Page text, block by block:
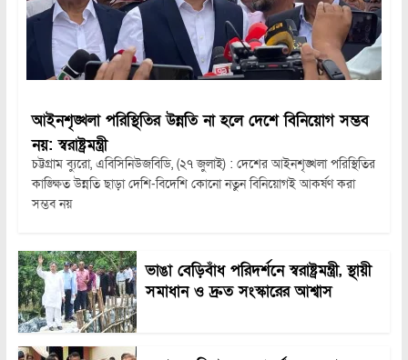
আইনশৃঙ্খলা পরিস্থিতির উন্নতি না হলে দেশে বিনিয়োগ সম্ভব
নয়: স্বরাষ্ট্রমন্ত্রী
চট্টগ্রাম ব্যুরো, এবিসিনিউজবিডি, (২৭ জুলাই) : দেশের আইনশৃঙ্খলা পরিস্থিতির
কাঙ্ক্ষিত উন্নতি ছাড়া দেশি-বিদেশি কোনো নতুন বিনিয়োগই আকর্ষণ করা
সম্ভব নয়
ভাঙা বেড়িবাঁধ পরিদর্শনে স্বরাষ্ট্রমন্ত্রী, স্থায়ী
সমাধান ও দ্রুত সংস্কারের আশ্বাস